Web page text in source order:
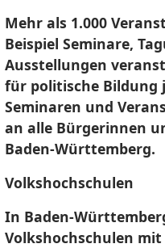
Mehr als 1.000
Beispiel Seminare,
Ausstellungen
für politische Bildung
Seminaren und
an alle Bürgerinnen
Baden-Württemberg.
Volkshochschulen
In Baden-
Volkshochschulen